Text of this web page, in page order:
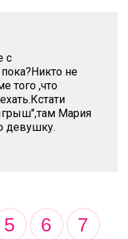
с
не
того ,что
Мария
девушку.
5 6
7